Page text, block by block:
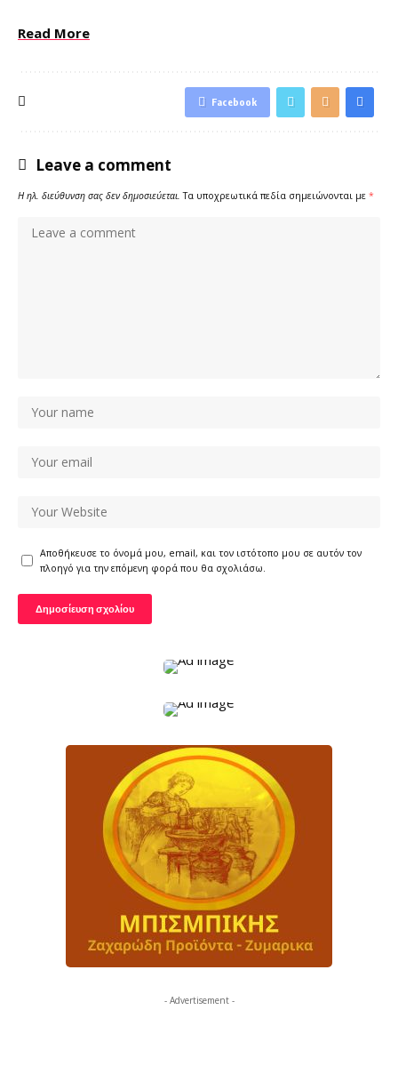
Read More
Facebook
Leave a comment
Η ηλ. διεύθυνση σας δεν δημοσιεύεται. Τα υποχρεωτικά πεδία σημειώνονται με *
Αποθήκευσε το όνομά μου, email, και τον ιστότοπο μου σε αυτόν τον
πλοηγό για την επόμενη φορά που θα σχολιάσω.
- Advertisement -